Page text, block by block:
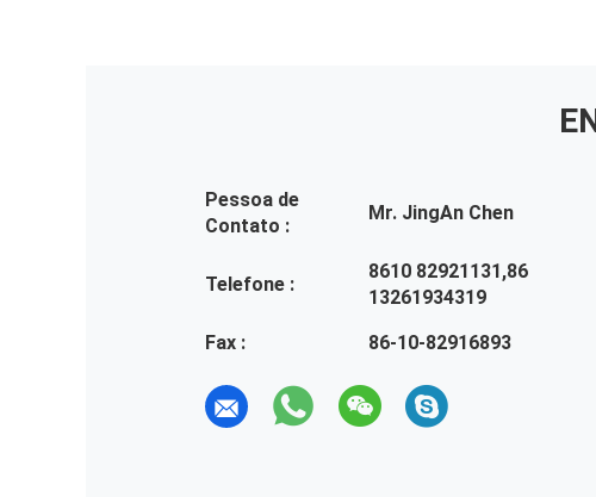
Pessoa de
Contato :
Mr. JingAn Chen
Telefone :
8610 82921131,86
13261934319
Fax :
86-10-82916893